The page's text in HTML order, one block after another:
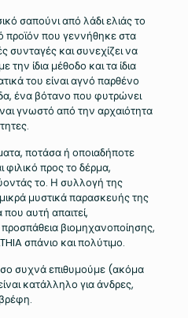
σαπούνι από λάδι ελιάς το
προϊόν που γεννήθηκε στα
συνταγές και συνεχίζει να
την ίδια μέθοδο και τα ίδια
του είναι αγνό παρθένο
ένα βότανο που φυτρώνει
γνωστό από την αρχαιότητα
ποτάσα ή οποιαδήποτε
φιλικό προς το δέρμα,
το. Η συλλογή της
μυστικά παρασκευής της
που αυτή απαιτεί,
βιομηχανοποίησης,
σπάνιο και πολύτιμο.
συχνά επιθυμούμε (ακόμα
κατάλληλο για άνδρες,